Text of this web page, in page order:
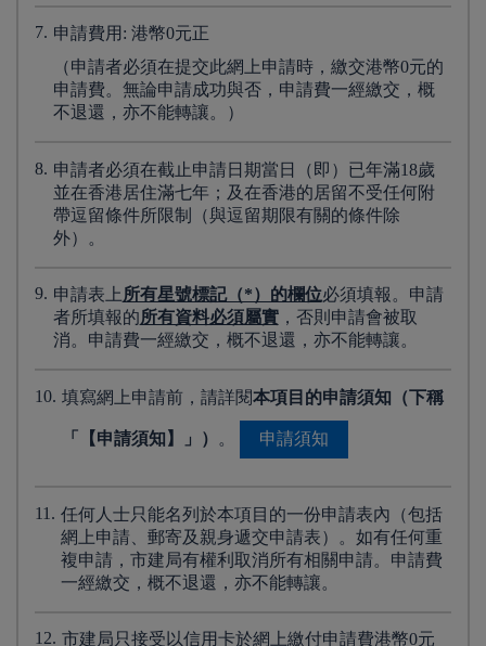
7. 申請費用: 港幣0元正
（申請者必須在提交此網上申請時，繳交港幣0元的
申請費。無論申請成功與否，申請費一經繳交，概
不退還，亦不能轉讓。）
8. 申請者必須在截止申請日期當日（即）已年滿18歲
並在香港居住滿七年；及在香港的居留不受任何附
帶逗留條件所限制（與逗留期限有關的條件除
外）。
9. 申請表上 所有星號標記（*）的欄位必須填報。申請
者所填報的所有資料必須屬實，否則申請會被取
消。申請費一經繳交，概不退還，亦不能轉讓。
10. 填寫網上申請前，請詳閱本項目的申請須知（下稱
「【申請須知】」） 。 申請須知
11. 任何人士只能名列於本項目的一份申請表內（包括
網上申請、郵寄及親身遞交申請表）。如有任何重
複申請，市建局有權利取消所有相關申請。申請費
一經繳交，概不退還，亦不能轉讓。
12. 市建局只接受以信用卡於網上繳付申請費港幣0元